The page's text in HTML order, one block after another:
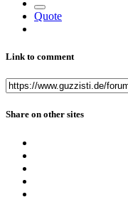
Quote
Link to comment
Share on other sites